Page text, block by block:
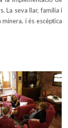
La seva llar, família i
i és escèptica